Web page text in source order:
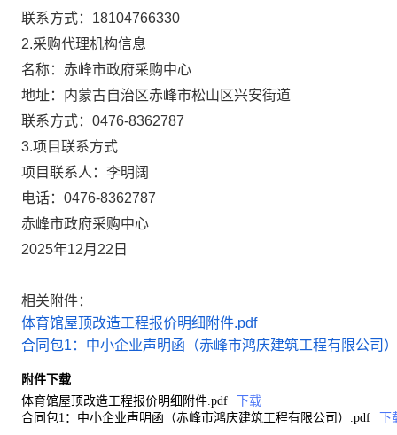
联系方式： 18104766330
2.采购代理机构信息
名称： 赤峰市政府采购中心
地址： 内蒙古自治区赤峰市松山区兴安街道
联系方式： 0476-8362787
3.项目联系方式
项目联系人： 李明阔
电话： 0476-8362787
赤峰市政府采购中心
2025年12月22日
相关附件：
体育馆屋顶改造工程报价明细附件.pdf
合同包1：中小企业声明函（赤峰市鸿庆建筑工程有限公司
附件下载
体育馆屋顶改造工程报价明细附件.pdf
下载
合同包1：中小企业声明函（赤峰市鸿庆建筑工程有限公司）.pdf
下